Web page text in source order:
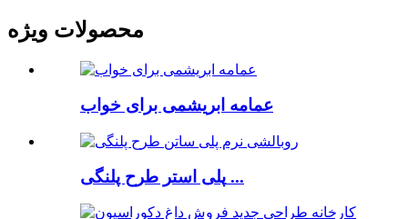
محصولات ویژه
عمامه ابریشمی برای خواب
پلی استر طرح پلنگی ...